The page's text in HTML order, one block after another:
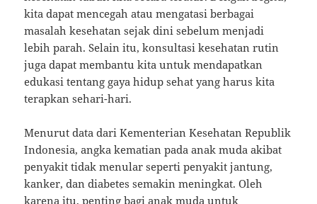
kita dapat mencegah atau mengatasi berbagai
masalah kesehatan sejak dini sebelum menjadi
lebih parah. Selain itu, konsultasi kesehatan rutin
juga dapat membantu kita untuk mendapatkan
edukasi tentang gaya hidup sehat yang harus kita
terapkan sehari-hari.
Menurut data dari Kementerian Kesehatan Republik
Indonesia, angka kematian pada anak muda akibat
penyakit tidak menular seperti penyakit jantung,
kanker, dan diabetes semakin meningkat. Oleh
karena itu, penting bagi anak muda untuk